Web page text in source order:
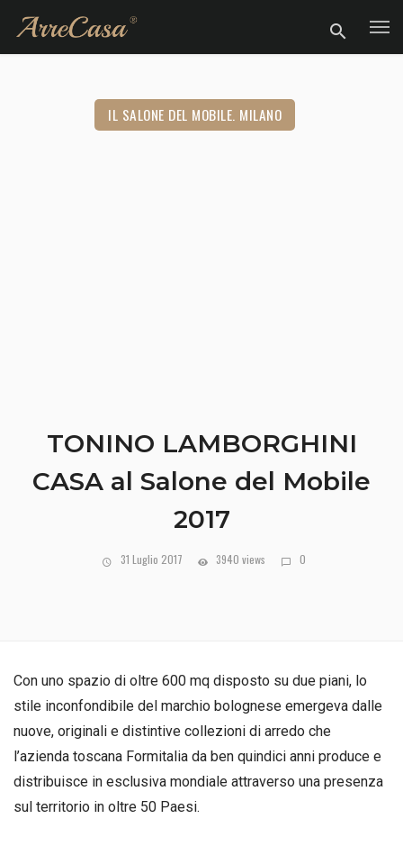
IL SALONE DEL MOBILE. MILANO
TONINO LAMBORGHINI
CASA al Salone del Mobile
2017
31 Luglio 2017 3940 views 0
Con uno spazio di oltre 600 mq disposto su due piani, lo
stile inconfondibile del marchio bolognese emergeva dalle
nuove, originali e distintive collezioni di arredo che
l’azienda toscana Formitalia da ben quindici anni produce e
distribuisce in esclusiva mondiale attraverso una presenza
sul territorio in oltre 50 Paesi.